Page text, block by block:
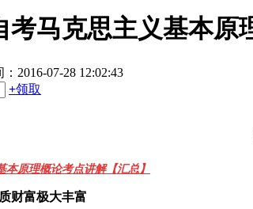
考马克思主义基本原
：2016-07-28 12:02:43
+领取
本原理概论考点讲解【汇总】
财富极大丰富